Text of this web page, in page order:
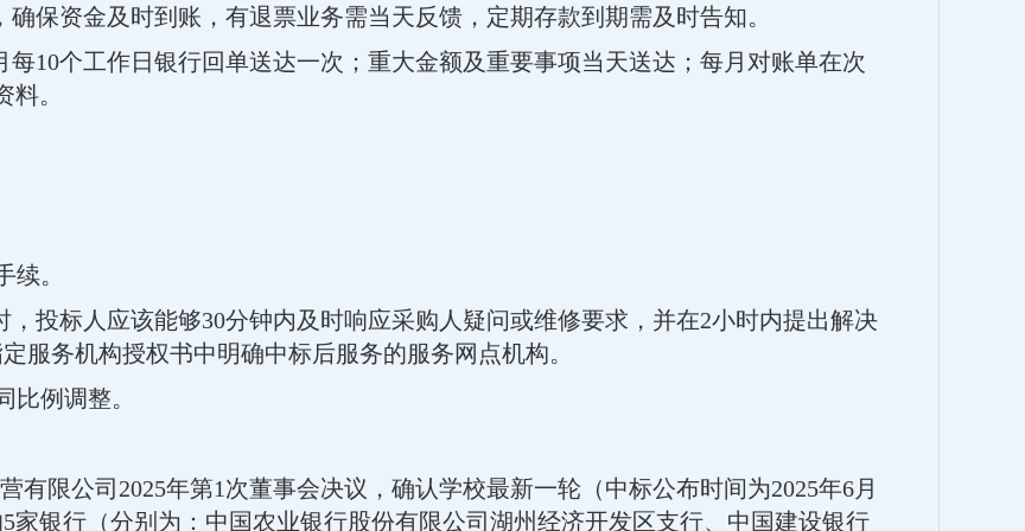
保资金及时到账，有退票业务需当天反馈，定期存款到期需及时告知。
10个工作日银行回单送达一次；重大金额及重要事项当天送达；每月对账单在次
料。
续。
投标人应该能够30分钟内及时响应采购人疑问或维修要求，并在2小时内提出解决
服务机构授权书中明确中标后服务的服务网点机构。
比例调整。
有限公司2025年第1次董事会决议，确认学校最新一轮（中标公布时间为2025年6月
家银行（分别为：中国农业银行股份有限公司湖州经济开发区支行、中国建设银行